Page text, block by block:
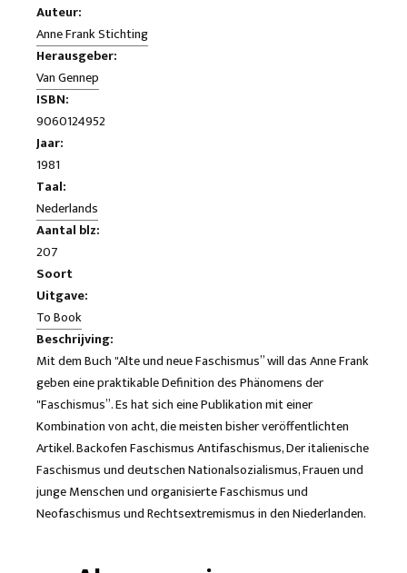
Auteur:
Anne Frank Stichting
Herausgeber:
Van Gennep
ISBN:
9060124952
Jaar:
1981
Taal:
Nederlands
Aantal blz:
207
Soort
Uitgave:
To Book
Beschrijving:
Mit dem Buch "Alte und neue Faschismus” will das Anne Frank
geben eine praktikable Definition des Phänomens der
"Faschismus”. Es hat sich eine Publikation mit einer
Kombination von acht, die meisten bisher veröffentlichten
Artikel. Backofen Faschismus Antifaschismus, Der italienische
Faschismus und deutschen Nationalsozialismus, Frauen und
junge Menschen und organisierte Faschismus und
Neofaschismus und Rechtsextremismus in den Niederlanden.